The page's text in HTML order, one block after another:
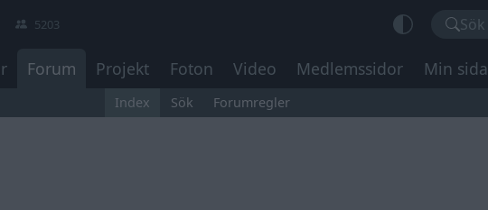
5203 Sök
Forum Projekt Foton Video Medlemssidor Min sida
Index Sök Forumregler